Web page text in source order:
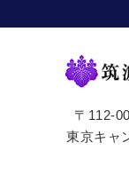
〒112-
東京キャ